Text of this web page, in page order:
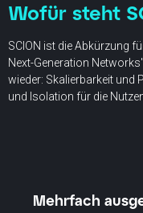
Wofür steht
SCION ist die Abkürzung
Next-Generation
wieder: Skalierbarkeit
und Isolation für die
Mehrfach